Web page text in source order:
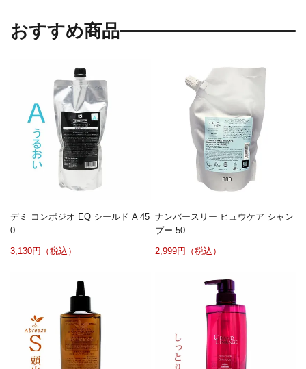
おすすめ商品
デミ コンポジオ EQ シールド A 45
0...
3,130円（税込）
ナンバースリー ヒュウケア シャン
プー 50...
2,999円（税込）